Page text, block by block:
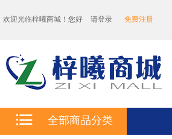
欢迎光临梓曦商城！您好 请登录 免费注册
全部商品分类